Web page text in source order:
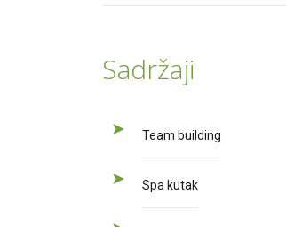
Sadržaji
Team building
Spa kutak